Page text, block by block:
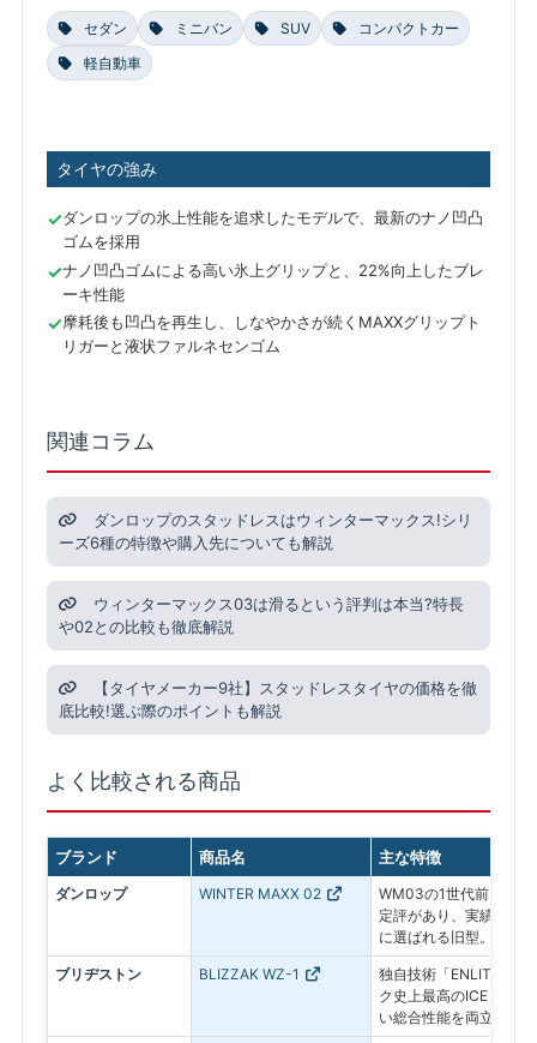
セダン ミニバン SUV
コンパクトカー
軽自動車
タイヤの強み
ダンロップの氷上性能を追求したモデルで、最新のナノ凹凸
ゴムを採用
ナノ凹凸ゴムによる高い氷上グリップと、22%向上したブレ
ーキ性能
摩耗後も凹凸を再生し、しなやかさが続くMAXXグリップト
リガーと液状ファルネセンゴム
関連コラム
ダンロップのスタッドレスはウィンターマックス!シリ
ーズ6種の特徴や購入先についても解説
ウィンターマックス03は滑るという評判は本当?特長
や02との比較も徹底解説
【タイヤメーカー9社】スタッドレスタイヤの価格を徹
底比較!選ぶ際のポイントも解説
よく比較される商品
ブランド 商品名 主な特徴
ダンロップ WINTER MAXX 02
WM03の1世代前。氷上
定評があり、実績ある
に選ばれる旧型。
ブリヂストン BLIZZAK WZ-1
独自技術「ENLITEN」
ク史上最高のICEコント
い総合性能を両立した